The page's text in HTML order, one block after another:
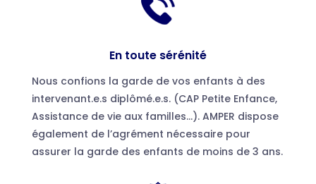
En toute sérénité
Nous confions la garde de vos enfants à des
intervenant.e.s diplômé.e.s. (CAP Petite Enfance,
Assistance de vie aux familles…). AMPER dispose
également de l’agrément nécessaire pour
assurer la garde des enfants de moins de 3 ans.